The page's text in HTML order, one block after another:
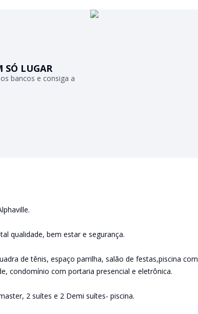
SÓ LUGAR
bancos e consiga a
qualidade, bem estar e segurança.
de tênis, espaço parrilha, salão de festas,piscina com
condomínio com portaria presencial e eletrônica.
2 suítes e 2 Demi suítes- piscina.